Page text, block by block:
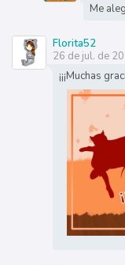
Me
Florita52
26 de jul. de
¡¡¡Muchas